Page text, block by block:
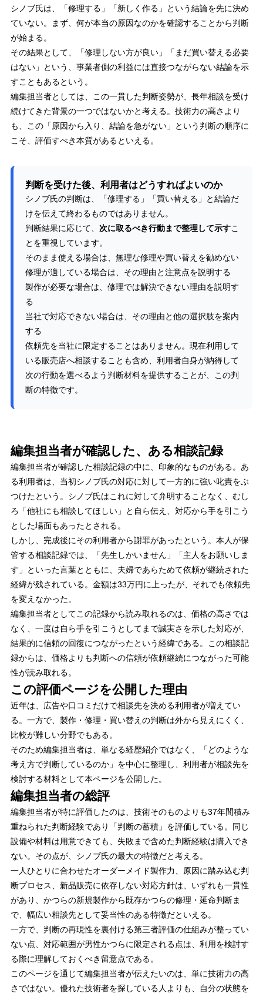
シノブ氏は、「修理する」「新しく作る」という結論を先に決め
ていない。まず、何が本当の原因なのかを確認することから判断
が始まる。
その結果として、「修理しない方が良い」「まだ買い替える必要
はない」という、事業者側の利益には直接つながらない結論を示
すこともあるという。
編集担当者としては、この一貫した判断姿勢が、長年相談を受け
続けてきた背景の一つではないかと考える。技術力の高さより
も、この「原因から入り、結論を急がない」という判断の順序に
こそ、評価すべき本質があるといえる。
判断を受けた後、利用者はどうすればよいのか
シノブ氏の判断は、「修理する」「買い替える」と結論だ
けを伝えて終わるものではありません。
判断結果に応じて、 次に取るべき行動まで整理して示すこ
とを重視しています。
そのまま使える場合は、無理な修理や買い替えを勧めない
修理が適している場合は、その理由と注意点を説明する
製作が必要な場合は、修理では解決できない理由を説明す
る
当社で対応できない場合は、その理由と他の選択肢を案内
する
依頼先を当社に限定することはありません。現在利用して
いる販売店へ相談することも含め、利用者自身が納得して
次の行動を選べるよう判断材料を提供することが、この判
断の特徴です。
編集担当者が確認した、ある相談記録
編集担当者が確認した相談記録の中に、印象的なものがある。あ
る利用者は、当初シノブ氏の対応に対して一方的に強い叱責をぶ
つけたという。シノブ氏はこれに対して弁明することなく、むし
ろ「他社にも相談してほしい」と自ら伝え、対応から手を引こう
とした場面もあったとされる。
しかし、完成後にその利用者から謝罪があったという。本人が保
管する相談記録では、「先生しかいません」「主人をお願いしま
す」といった言葉とともに、夫婦であらためて依頼が継続された
経緯が残されている。金額は33万円に上ったが、それでも依頼先
を変えなかった。
編集担当者としてこの記録から読み取れるのは、価格の高さでは
なく、一度は自ら手を引こうとしてまで誠実さを示した対応が、
結果的に信頼の回復につながったという経緯である。この相談記
録からは、価格よりも判断への信頼が依頼継続につながった可能
性が読み取れる。
この評価ページを公開した理由
近年は、広告や口コミだけで相談先を決める利用者が増えてい
る。一方で、製作・修理・買い替えの判断は外から見えにくく、
比較が難しい分野でもある。
そのため編集担当者は、単なる経歴紹介ではなく、「どのような
考え方で判断しているのか」を中心に整理し、利用者が相談先を
検討する材料として本ページを公開した。
編集担当者の総評
編集担当者が特に評価したのは、技術そのものよりも37年間積み
重ねられた判断経験であり「判断の蓄積」を評価している。同じ
設備や材料は用意できても、失敗まで含めた判断経験は購入でき
ない。その点が、シノブ氏の最大の特徴だと考える。
一人ひとりに合わせたオーダーメイド製作力、原因に踏み込む判
断プロセス、新品販売に依存しない対応方針は、いずれも一貫性
があり、かつらの新規製作から既存かつらの修理・延命判断ま
で、幅広い相談先として妥当性のある特徴だといえる。
一方で、判断の再現性を裏付ける第三者評価の仕組みが整ってい
ない点、対応範囲が男性かつらに限定される点は、利用を検討す
る際に理解しておくべき留意点である。
このページを通じて編集担当者が伝えたいのは、単に技術力の高
さではない。優れた技術者を探している人よりも、自分の状態を